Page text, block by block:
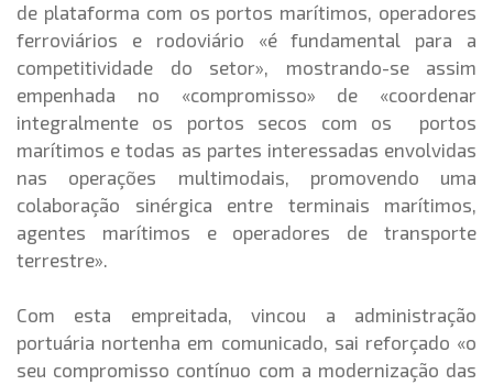
de plataforma com os portos marítimos, operadores
ferroviários e rodoviário «é fundamental para a
competitividade do setor», mostrando-se assim
empenhada no «compromisso» de «coordenar
integralmente os portos secos com os portos
marítimos e todas as partes interessadas envolvidas
nas operações multimodais, promovendo uma
colaboração sinérgica entre terminais marítimos,
agentes marítimos e operadores de transporte
terrestre».
Com esta empreitada, vincou a administração
portuária nortenha em comunicado, sai reforçado «o
seu compromisso contínuo com a modernização das